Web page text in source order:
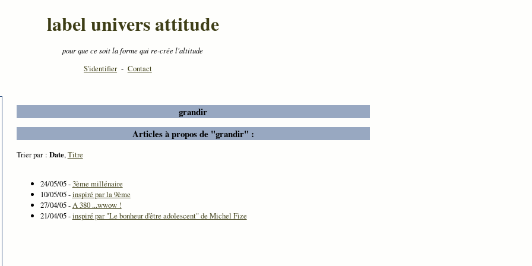
label univers attitude
pour que ce soit la forme qui re-crée l'altitude
S'identifier - Contact
grandir
Articles à propos de "grandir" :
Trier par : Date,Titre
24/05/05 -3ème millénaire
10/05/05 -inspiré par la 9ème
27/04/05 -A 380 ...wwow !
21/04/05 -inspiré par "Le bonheur d'être adolescent" de Michel Fize